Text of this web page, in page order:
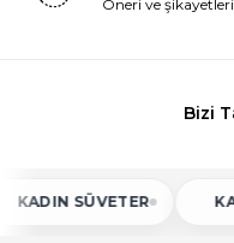
Öneri ve
Bizi
SÜVETER KADIN